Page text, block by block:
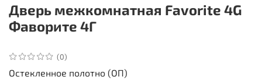
(0)
Дверь межкомнатная Favorite 4G
Фаворите 4Г
Остекленное полотно (ОП)